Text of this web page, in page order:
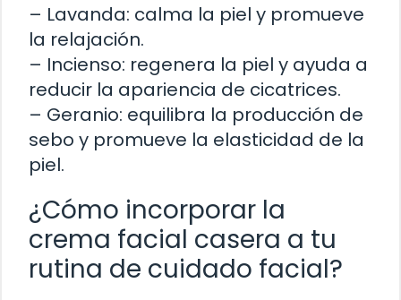
– Lavanda: calma la piel y promueve
la relajación.
– Incienso: regenera la piel y ayuda a
reducir la apariencia de cicatrices.
– Geranio: equilibra la producción de
sebo y promueve la elasticidad de la
piel.
¿Cómo incorporar la
crema facial casera a tu
rutina de cuidado facial?